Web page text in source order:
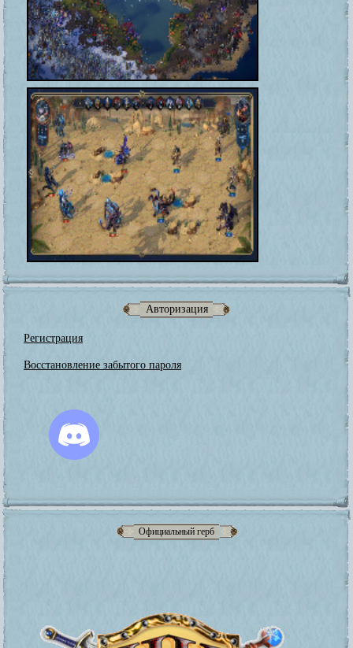
Авторизация
Регистрация
Восстановление забытого пароля
Официальный герб